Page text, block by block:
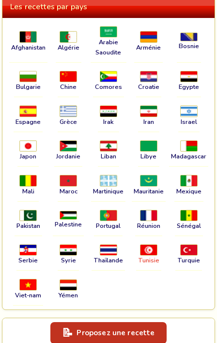
Les recettes par pays
Afghanistan Algérie
Arabie
Saoudite
Arménie Bosnie
Bulgarie Chine Comores Croatie Egypte
Espagne Grèce Irak Iran Israel
Japon Jordanie Liban Libye Madagascar
Mali Maroc Martinique Mauritanie Mexique
Pakistan Palestine Portugal Réunion Sénégal
Serbie Syrie Thaïlande Tunisie Turquie
Viet-nam Yémen
Proposez une recette